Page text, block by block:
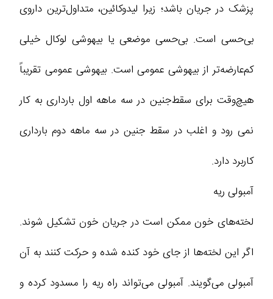
پزشک در جریان باشد؛ زیرا لیدوکائین، متداول‌ترین داروی
بی‌حسی است. بی‌حسی موضعی یا بیهوشی لوکال خیلی
کم‌عارضه‌تر از بیهوشی عمومی است. بیهوشی عمومی تقریباً
هیچ‌وقت برای سقط‌جنین در سه‌ ماهه اول بارداری به کار
نمی‌ رود و اغلب در سقط‌ جنین در سه‌ ماهه دوم بارداری
کاربرد دارد.
آمبولی ریه
لخته‌های خون ممکن است در جریان خون تشکیل شوند.
اگر این لخته‌ها از جای خود کنده شده و حرکت کنند به آن
آمبولی می‌گویند. آمبولی می‌تواند راه ریه را مسدود کرده و